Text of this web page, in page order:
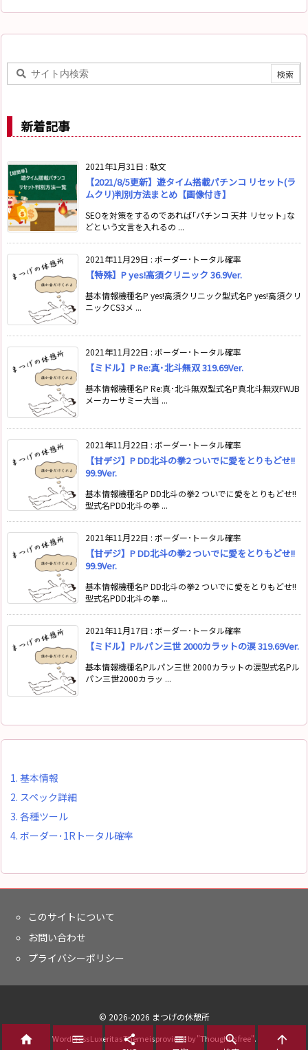
新着記事
2021年1月31日 : 駄文
【2021/8/5更新】遊タイム搭載パチンコ リセット(ラ
ムクリ)判別方法まとめ【画像付き】
SEOを対策をするのであれば｢パチンコ 天井 リセット｣な
どという文言を入れるの ...
2021年11月29日 : ボーダー･トータル確率
【特殊】P yes!高須クリニック 36.9Ver.
基本情報機種名P yes!高須クリニック型式名P yes!高須クリ
ニックCS3メ ...
2021年11月22日 : ボーダー･トータル確率
【ミドル】P Re:真･北斗無双 319.69Ver.
基本情報機種名P Re:真･北斗無双型式名P真北斗無双FWJB
メーカーサミー大当 ...
2021年11月22日 : ボーダー･トータル確率
【甘デジ】P DD北斗の拳2 ついでに愛をとりもどせ!!
99.9Ver.
基本情報機種名P DD北斗の拳2 ついでに愛をとりもどせ!!
型式名PDD北斗の拳 ...
2021年11月22日 : ボーダー･トータル確率
【甘デジ】P DD北斗の拳2 ついでに愛をとりもどせ!!
99.9Ver.
基本情報機種名P DD北斗の拳2 ついでに愛をとりもどせ!!
型式名PDD北斗の拳 ...
2021年11月17日 : ボーダー･トータル確率
【ミドル】Pルパン三世 2000カラットの涙 319.69Ver.
基本情報機種名Pルパン三世 2000カラットの涙型式名Pル
パン三世2000カラッ ...
1. 基本情報
2. スペック詳細
3. 各種ツール
4. ボーダー･1Rトータル確率
このサイトについて
お問い合わせ
プライバシーポリシー
© 2026-2026 まつげの休憩所
WordPress Luxeritas Theme is provided by "Thought is free".
     